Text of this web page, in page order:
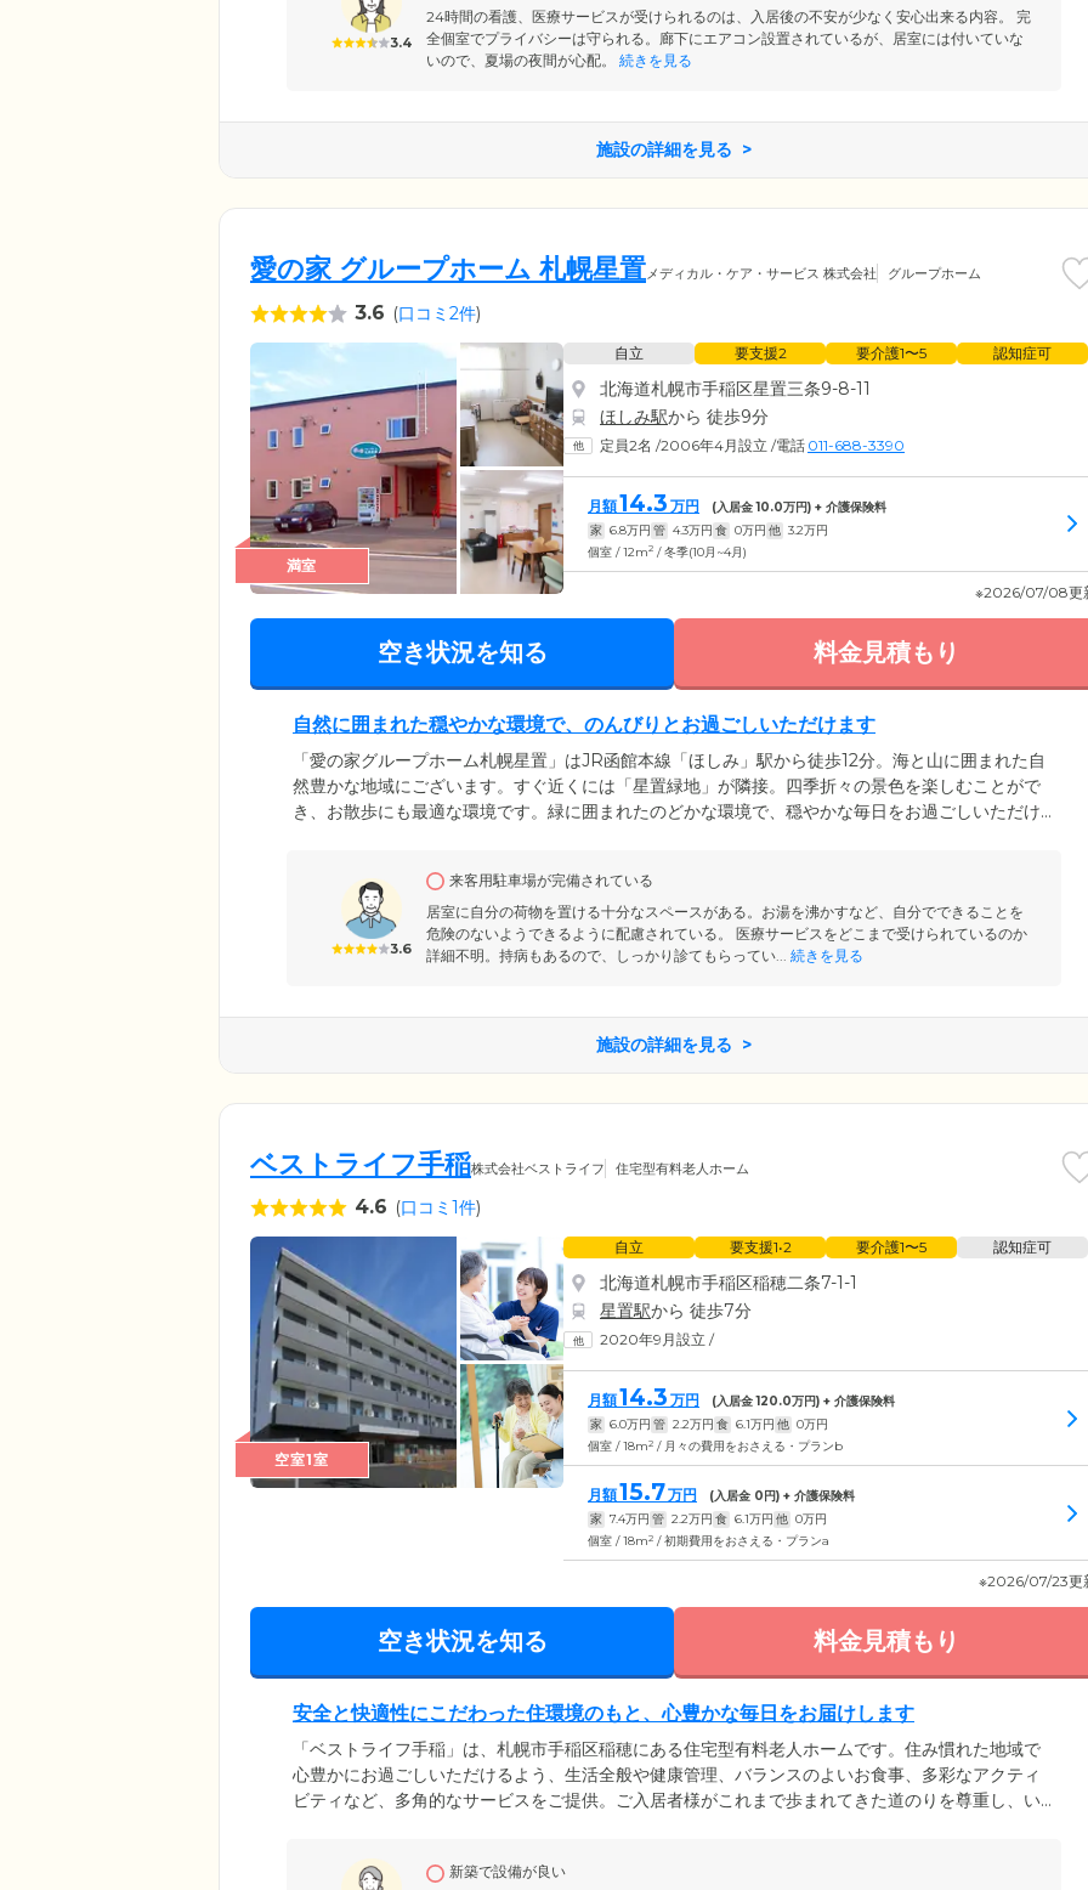
3.4
24時間の看護、医療サービスが受けられるのは、入居後の不安が少なく安心出来る内容。 完
全個室でプライバシーは守られる。廊下にエアコン設置されているが、居室には付いていな
いので、夏場の夜間が心配。
続きを見る
施設の詳細を見る
愛の家 グループホーム 札幌星置メディカル・ケア・サービス 株式会社 グループホーム
3.6 (口コミ2件)
満室
自立 要支援2 要介護1〜5 認知症可
北海道札幌市手稲区星置三条9-8-11
ほしみ駅から 徒歩9分
定員2名 /2006年4月設立 /電話 011-688-3390
月額14.3 万円 (入居金10.0万円) + 介護保険料
家 6.8万円 管 4.3万円 食 0万円 他 3.2万円
個室 / 12m2 / 冬季(10月~4月)
※2026/07/08更
空き状況を知る 料金見積もり
自然に囲まれた穏やかな環境で、のんびりとお過ごしいただけます
「愛の家グループホーム札幌星置」はJR函館本線「ほしみ」駅から徒歩12分。海と山に囲まれた自
然豊かな地域にございます。すぐ近くには「星置緑地」が隣接。四季折々の景色を楽しむことがで
き、お散歩にも最適な環境です。緑に囲まれたのどかな環境で、穏やかな毎日をお過ごしいただけ
トに参加することで、ご入居者様に社会とのつながりを持ち続けていただけます。
3.6
来客用駐車場が完備されている
居室に自分の荷物を置ける十分なスペースがある。お湯を沸かすなど、自分でできることを
危険のないようできるように配慮されている。 医療サービスをどこまで受けられているのか
詳細不明。持病もあるので、しっかり診てもらってい...
続きを見る
施設の詳細を見る
ベストライフ手稲株式会社ベストライフ 住宅型有料老人ホーム
4.6 (口コミ1件)
空室1室
自立 要支援1•2 要介護1〜5 認知症可
北海道札幌市手稲区稲穂二条7-1-1
星置駅から 徒歩7分
2020年9月設立 /
月額14.3 万円 (入居金120.0万円) + 介護保険料
家 6.0万円 管 2.2万円 食 6.1万円 他 0万円
個室 / 18m2 / 月々の費用をおさえる・プランb
月額15.7万円 (入居金 0 円) + 介護保険料
家 7.4万円 管 2.2万円 食 6.1万円 他 0万円
個室 / 18m2 / 初期費用をおさえる・プランa
※2026/07/23更
空き状況を知る 料金見積もり
安全と快適性にこだわった住環境のもと、心豊かな毎日をお届けします
「ベストライフ手稲」は、札幌市手稲区稲穂にある住宅型有料老人ホームです。住み慣れた地域で
心豊かにお過ごしいただけるよう、生活全般や健康管理、バランスのよいお食事、多彩なアクティ
ビティなど、多角的なサービスをご提供。ご入居者様がこれまで歩まれてきた道のりを尊重し、い
ライフスタイルに合わせた空間で、ゆったりとお過ごしください。当ホームは、JR函館本線「星
新築で設備が良い